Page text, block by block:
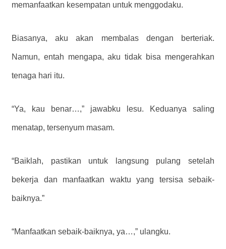
memanfaatkan kesempatan untuk menggodaku.
Biasanya, aku akan membalas dengan berteriak.
Namun, entah mengapa, aku tidak bisa mengerahkan
tenaga hari itu.
“Ya, kau benar…,” jawabku lesu. Keduanya saling
menatap, tersenyum masam.
“Baiklah, pastikan untuk langsung pulang setelah
bekerja dan manfaatkan waktu yang tersisa sebaik-
baiknya.”
“Manfaatkan sebaik-baiknya, ya…,” ulangku.